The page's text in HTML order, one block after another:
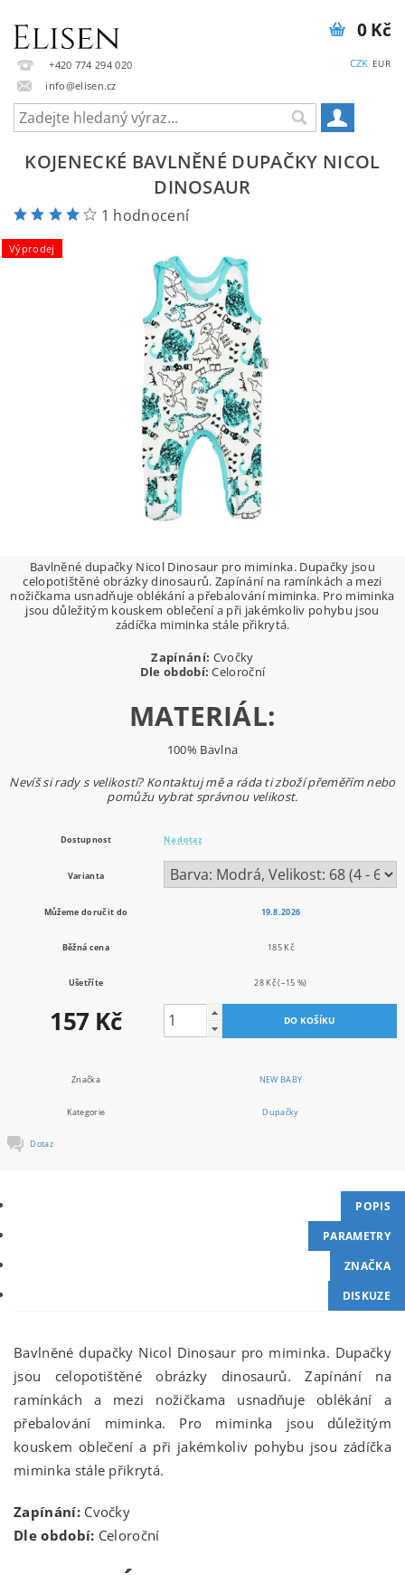
+420 774 294 020
info@elisen.cz
CZK EUR
0 Kč
KOJENECKÉ BAVLNĚNÉ DUPAČKY NICOL
DINOSAUR
1 hodnocení
Výprodej
Bavlněné dupačky Nicol Dinosaur pro miminka. Dupačky jsou
celopotištěné obrázky dinosaurů. Zapínání na ramínkách a mezi
nožičkama usnadňuje oblékání a přebalování miminka. Pro miminka
jsou důležitým kouskem oblečení a při jakémkoliv pohybu jsou
zádíčka miminka stále přikrytá.
Zapínání: Cvočky
Dle období: Celoroční
MATERIÁL:
100% Bavlna
Nevíš si rady s velikostí? Kontaktuj mě a ráda ti zboží přeměřím nebo
pomůžu vybrat správnou velikost.
Dostupnost Na dotaz
Varianta
Můžeme doručit do 19.8.2026
Běžná cena 185 Kč
Ušetříte 28 Kč(–15 %)
157 Kč
Značka NEW BABY
Kategorie Dupačky
Dotaz
POPIS
PARAMETRY
ZNAČKA
DISKUZE
Bavlněné dupačky Nicol Dinosaur pro miminka. Dupačky
jsou celopotištěné obrázky dinosaurů. Zapínání na
ramínkách a mezi nožičkama usnadňuje oblékání a
přebalování miminka. Pro miminka jsou důležitým
kouskem oblečení a při jakémkoliv pohybu jsou zádíčka
miminka stále přikrytá.
Zapínání:Cvočky
Dle období: Celoroční